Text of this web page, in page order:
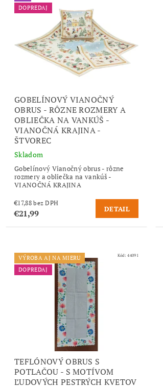
DOPREDAJ
GOBELÍNOVÝ VIANOČNÝ
OBRUS - RÔZNE ROZMERY A
OBLIEČKA NA VANKÚŠ -
VIANOČNÁ KRAJINA -
ŠTVOREC
Skladom
Gobelínový Vianočný obrus - rôzne
rozmery a obliečka na vankúš -
VIANOČNÁ KRAJINA
€17,88 bez DPH
€21,99 DETAIL
VÝROBA AJ NA MIERU
DOPREDAJ
Kód:44091
TEFLÓNOVÝ OBRUS S
POTLAČOU - S MOTÍVOM
ĽUDOVÝCH PESTRÝCH KVETOV